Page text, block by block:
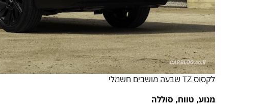
לקסוס TZ שבעה מושבים חשמלי
מנוע, טווח, סוללה